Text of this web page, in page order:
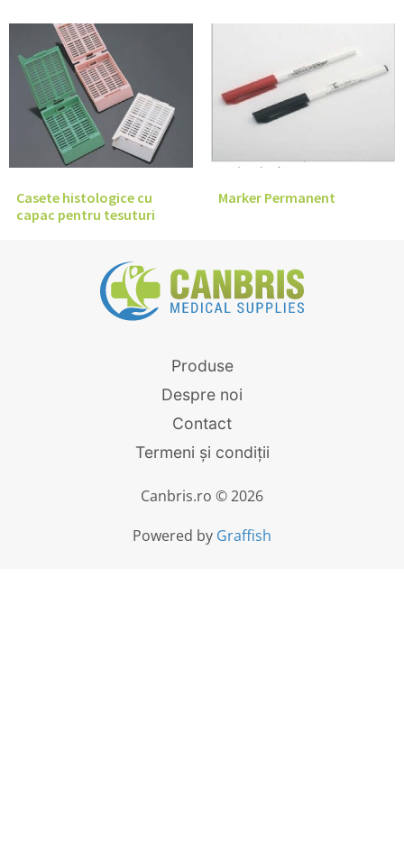
Casete histologice cu
capac pentru tesuturi
Marker Permanent
Produse
Despre noi
Contact
Termeni și condiții
Canbris.ro © 2026
Powered by Graffish